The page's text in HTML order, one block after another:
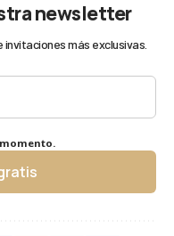
newsletter
más exclusivas.